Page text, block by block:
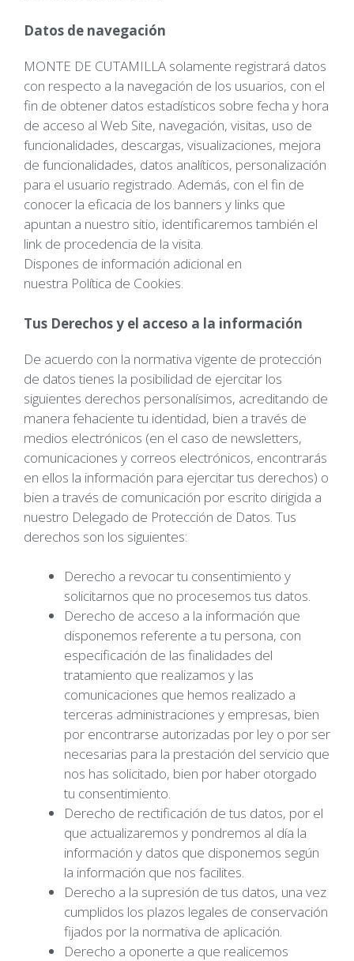
Datos de navegación
MONTE DE CUTAMILLA solamente registrará datos
con respecto a la navegación de los usuarios, con el
fin de obtener datos estadísticos sobre fecha y hora
de acceso al Web Site, navegación, visitas, uso de
funcionalidades, descargas, visualizaciones, mejora
de funcionalidades, datos analíticos, personalización
para el usuario registrado. Además, con el fin de
conocer la eficacia de los banners y links que
apuntan a nuestro sitio, identificaremos también el
link de procedencia de la visita.
Dispones de información adicional en
nuestra Política de Cookies.
Tus Derechos y el acceso a la información
De acuerdo con la normativa vigente de protección
de datos tienes la posibilidad de ejercitar los
siguientes derechos personalísimos, acreditando de
manera fehaciente tu identidad, bien a través de
medios electrónicos (en el caso de newsletters,
comunicaciones y correos electrónicos, encontrarás
en ellos la información para ejercitar tus derechos) o
bien a través de comunicación por escrito dirigida a
nuestro Delegado de Protección de Datos. Tus
derechos son los siguientes:
Derecho a revocar tu consentimiento y
solicitarnos que no procesemos tus datos.
Derecho de acceso a la información que
disponemos referente a tu persona, con
especificación de las finalidades del
tratamiento que realizamos y las
comunicaciones que hemos realizado a
terceras administraciones y empresas, bien
por encontrarse autorizadas por ley o por ser
necesarias para la prestación del servicio que
nos has solicitado, bien por haber otorgado
tu consentimiento.
Derecho de rectificación de tus datos, por el
que actualizaremos y pondremos al día la
información y datos que disponemos según
la información que nos facilites.
Derecho a la supresión de tus datos, una vez
cumplidos los plazos legales de conservación
fijados por la normativa de aplicación.
Derecho a oponerte a que realicemos